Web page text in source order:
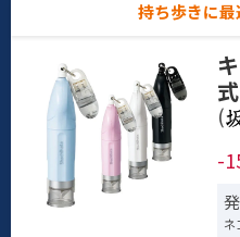
持ち歩きに最
式
(
-
ネ